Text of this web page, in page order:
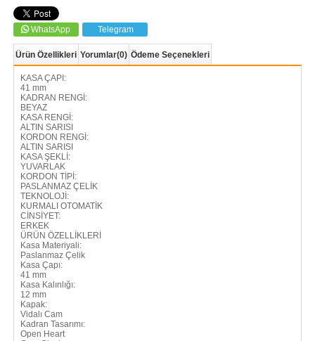
WhatsApp Telegram
Ürün Özellikleri Yorumlar(0) Ödeme Seçenekleri
KASA ÇAPI:
41 mm
KADRAN RENGİ:
BEYAZ
KASA RENGİ:
ALTIN SARISI
KORDON RENGİ:
ALTIN SARISI
KASA ŞEKLİ:
YUVARLAK
KORDON TİPİ:
PASLANMAZ ÇELİK
TEKNOLOJİ:
KURMALI OTOMATİK
CİNSİYET:
ERKEK
ÜRÜN ÖZELLİKLERİ
Kasa Materiyali:
Paslanmaz Çelik
Kasa Çapı:
41 mm
Kasa Kalınlığı:
12 mm
Kapak:
Vidalı Cam
Kadran Tasarımı:
Open Heart